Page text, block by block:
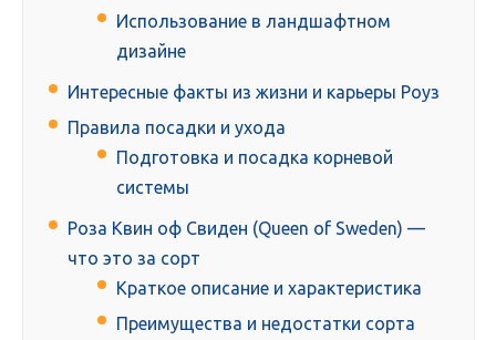
Использование в ландшафтном
дизайне
Интересные факты из жизни и карьеры Роуз
Правила посадки и ухода
Подготовка и посадка корневой
системы
Роза Квин оф Свиден (Queen of Sweden) —
что это за сорт
Краткое описание и характеристика
Преимущества и недостатки сорта